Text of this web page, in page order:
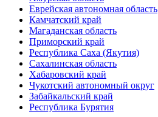
Еврейская автономная область
Камчатский край
Магаданская область
Приморский край
Республика Саха (Якутия)
Сахалинская область
Хабаровский край
Чукотский автономный округ
Забайкальский край
Республика Бурятия